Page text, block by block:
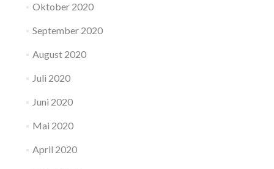
Oktober 2020
September 2020
August 2020
Juli 2020
Juni 2020
Mai 2020
April 2020